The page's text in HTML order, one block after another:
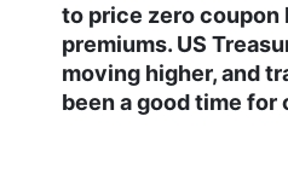
to price zero coupon
premiums. US
moving higher, and
been a good time